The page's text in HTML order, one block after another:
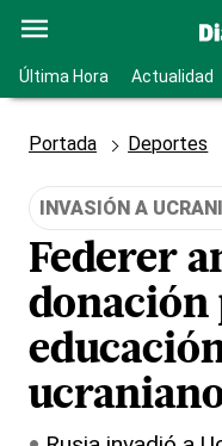
Última Hora Actualidad
Portada Deportes
INVASIÓN A
Federer
donación